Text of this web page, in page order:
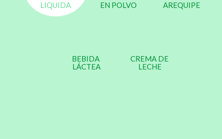
LIQUIDA EN POLVO AREQUIPE
BEBIDA
LÁCTEA
CREMA DE
LECHE